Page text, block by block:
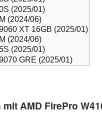
AMD FirePro